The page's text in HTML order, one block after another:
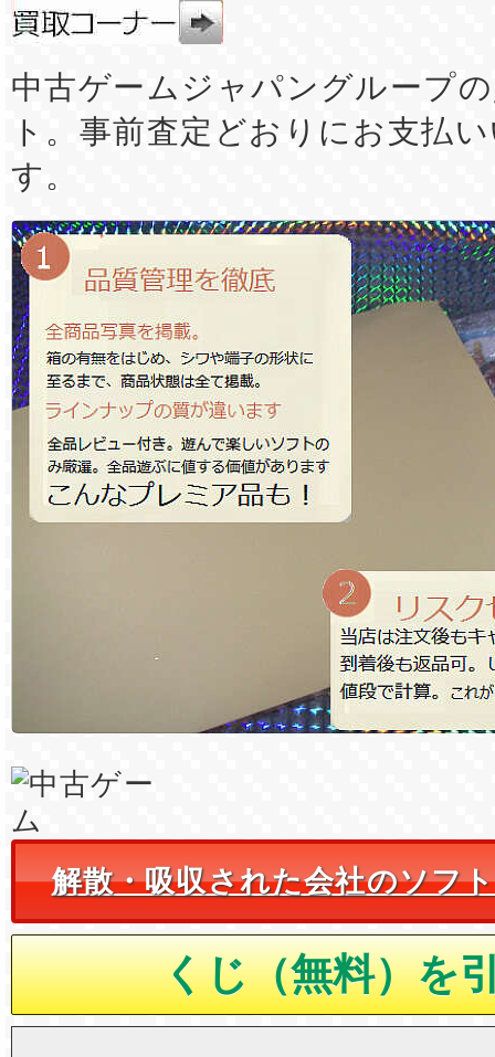
中古ゲームジャパングループ
ト。事前査定どおりにお支払
す。
解散・吸収された会社のソフ